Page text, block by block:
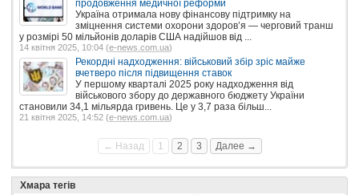
продовження медичної реформи
Україна отримала нову фінансову підтримку на
зміцнення системи охорони здоров’я — черговий транш
у розмірі 50 мільйонів доларів США надійшов від ...
14 квітня 2025, 10:04 (e-news.com.ua)
Рекордні надходження: військовий збір зріс майже
вчетверо після підвищення ставок
У першому кварталі 2025 року надходження від
військового збору до державного бюджету України
становили 34,1 мільярда гривень. Це у 3,7 раза більш...
21 квітня 2025, 14:52 (e-news.com.ua)
← Назад 1 2 3 Далее →
Хмара тегів